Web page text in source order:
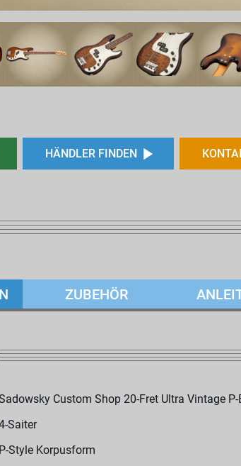
HÄNDLER FINDEN
ZUBEHÖR
Custom Shop 20-Fret Ultra Vintage P-
Saiter
P-Style Korpusform